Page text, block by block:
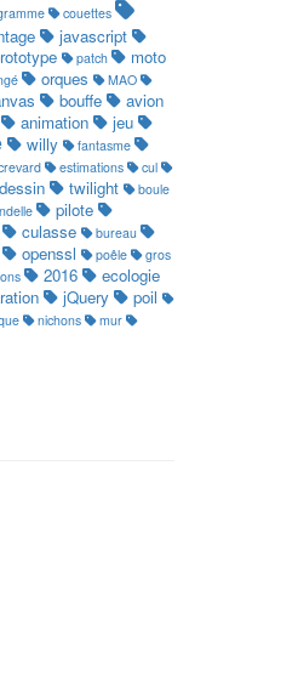
couettes
javascript
patch moto
orques
MAO
bouffe avion
animation
jeu
willy fantasme
estimations
cul
twilight boule
pilote
culasse bureau
openssl poêle
gros
2016
ecologie
jQuery poil
nichons
mur